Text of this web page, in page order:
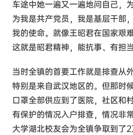
车途中她一遍又一遍地问自己，
为我是共产党员，我是基层干部
我的使命。就像王昭君在国家艰
这就是昭君精神，能抗事、有担当
当时全镇的首要工作就是排查从
特别是来自武汉地区的。但那时
口罩全部供应到了医院，社区和
有保护的情况入户排查，情况非
大学湖北校友会为全镇争取到了